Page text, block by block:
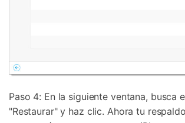
Paso 4: En la siguiente ventana, busca
"Restaurar" y haz clic. Ahora tu